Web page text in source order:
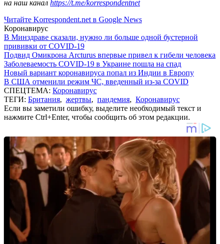
на наш канал https://t.me/korrespondentnet
Читайте Korrespondent.net в Google News
Коронавирус
В Минздраве сказали, нужно ли больше одной бустерной
прививки от COVID-19
Подвид Омикрона Arcturus впервые привел к гибели человека
Заболеваемость COVID-19 в Украине пошла на спад
Новый вариант коронавируса попал из Индии в Европу
В США отменили режим ЧС, введенный из-за COVID
СПЕЦТЕМА: Коронавирус
ТЕГИ: Британия, жертвы, пандемия, Коронавирус
Если вы заметили ошибку, выделите необходимый текст и
нажмите Ctrl+Enter, чтобы сообщить об этом редакции.